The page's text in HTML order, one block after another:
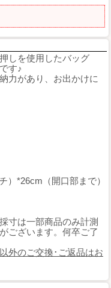
しを使用したバッグ
す♪
力があり、お出かけに
）*26cm（開口部まで）
寸は一部商品のみ計測
ございます。何卒ご了
外のご交換･ご返品はお